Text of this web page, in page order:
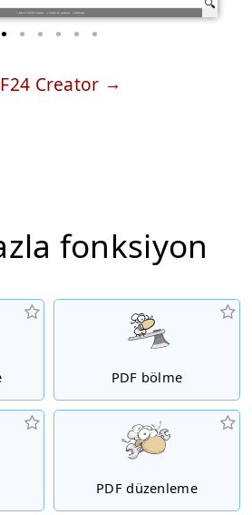
Creator
fonksiyon
PDF bölme
PDF düzenleme